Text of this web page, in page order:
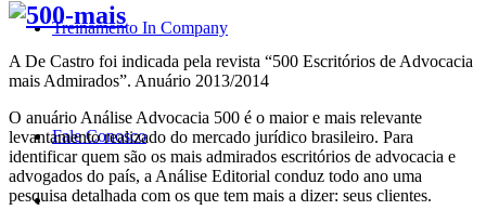
Treinamento In Company
Fale Conosco
A De Castro foi indicada pela revista “500 Escritórios de Advocacia
mais Admirados”. Anuário 2013/2014
O anuário Análise Advocacia 500 é o maior e mais relevante
levantamento realizado do mercado jurídico brasileiro. Para
identificar quem são os mais admirados escritórios de advocacia e
advogados do país, a Análise Editorial conduz todo ano uma
pesquisa detalhada com os que tem mais a dizer: seus clientes.